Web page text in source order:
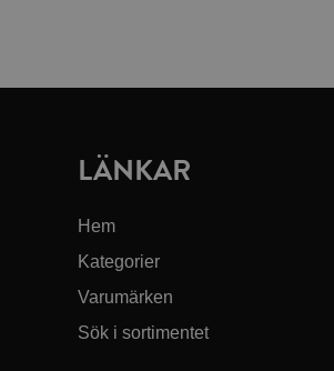
LÄNKAR
Hem
Kategorier
Varumärken
Sök i sortimentet